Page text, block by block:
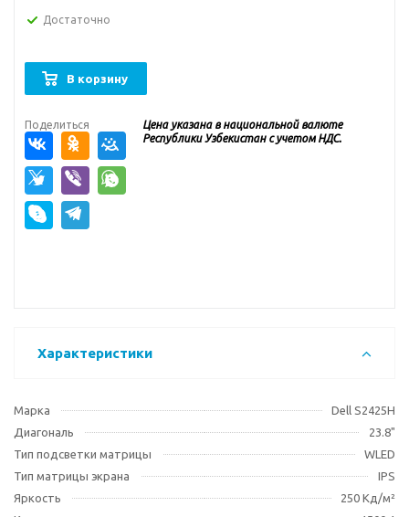
Достаточно
В корзину
Поделиться
Цена указана в национальной валюте
Республики Узбекистан с учетом НДС.
Характеристики
Марка
Dell S2425H
Диагональ
23.8"
Тип подсветки матрицы
WLED
Тип матрицы экрана
IPS
Яркость
250 Кд/м²